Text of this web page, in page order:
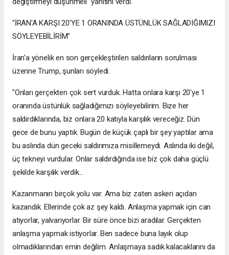
"İRAN'A KARŞI 20'YE 1 ORANINDA ÜSTÜNLÜK SAĞLADIĞIMIZI
SÖYLEYEBİLİRİM"
İran'a yönelik en son gerçekleştirilen saldırıların sorulması
üzerine Trump, şunları söyledi:
"Onları gerçekten çok sert vurduk. Hatta onlara karşı 20'ye 1
oranında üstünlük sağladığımızı söyleyebilirim. Bize her
saldırdıklarında, biz onlara 20 katıyla karşılık vereceğiz. Dün
gece de bunu yaptık. Bugün de küçük çaplı bir şey yaptılar ama
bu aslında dün geceki saldırımıza misillemeydi. Aslında iki değil,
üç tekneyi vurdular. Onlar saldırdığında ise biz çok daha güçlü
şekilde karşılık verdik...
Kazanmanın birçok yolu var. Ama biz zaten askeri açıdan
kazandık. Ellerinde çok az şey kaldı. Anlaşma yapmak için can
atıyorlar, yalvarıyorlar. Bir süre önce bizi aradılar. Gerçekten
anlaşma yapmak istiyorlar. Ben sadece buna layık olup
olmadıklarından emin değilim. Anlaşmaya sadık kalacaklarını da